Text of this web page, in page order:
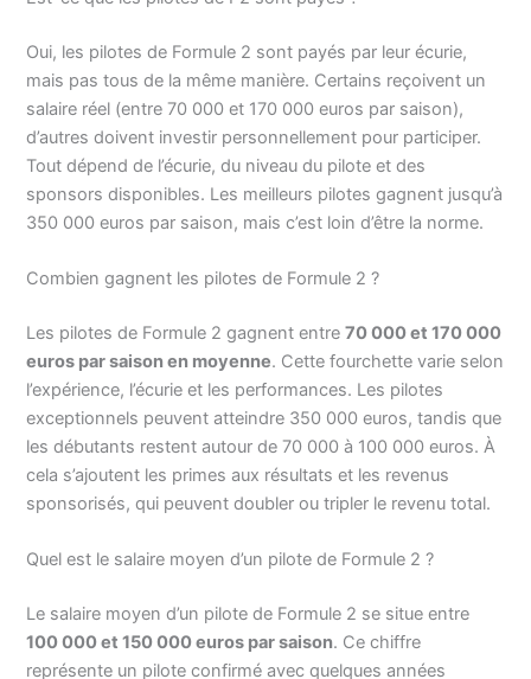
Oui, les pilotes de Formule 2 sont payés par leur écurie,
mais pas tous de la même manière. Certains reçoivent un
salaire réel (entre 70 000 et 170 000 euros par saison),
d’autres doivent investir personnellement pour participer.
Tout dépend de l’écurie, du niveau du pilote et des
sponsors disponibles. Les meilleurs pilotes gagnent jusqu’à
350 000 euros par saison, mais c’est loin d’être la norme.
Combien gagnent les pilotes de Formule 2 ?
Les pilotes de Formule 2 gagnent entre70 000 et 170 000
euros par saison en moyenne. Cette fourchette varie selon
l’expérience, l’écurie et les performances. Les pilotes
exceptionnels peuvent atteindre 350 000 euros, tandis que
les débutants restent autour de 70 000 à 100 000 euros. À
cela s’ajoutent les primes aux résultats et les revenus
sponsorisés, qui peuvent doubler ou tripler le revenu total.
Quel est le salaire moyen d’un pilote de Formule 2 ?
Le salaire moyen d’un pilote de Formule 2 se situe entre
100 000 et 150 000 euros par saison. Ce chiffre
représente un pilote confirmé avec quelques années